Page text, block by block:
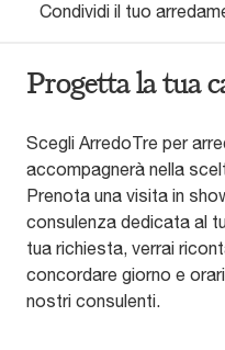
Condividi il tuo
Progetta la tua
Scegli ArredoTre per
accompagnerà nella
Prenota una visita in
consulenza dedicata al
tua richiesta, verrai
concordare giorno e
nostri consulenti.